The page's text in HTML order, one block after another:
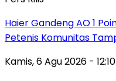
Haier Gandeng AO 1
Petenis Komunitas
Kamis, 6 Agu 2026 -